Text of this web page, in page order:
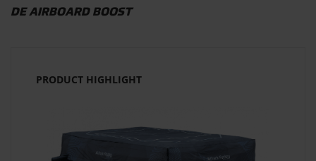
DE AIRBOARD BOOST
PRODUCT HIGHLIGHT